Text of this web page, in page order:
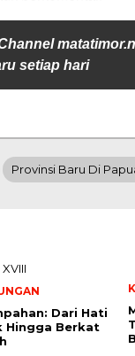
setiap hari
Provinsi Baru Di
Dari Hati
Hingga Berkat